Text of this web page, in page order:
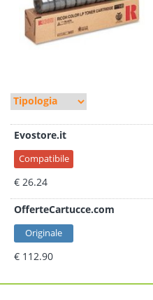
Evostore.it
Compatibile
€ 26.24
OfferteCartucce.com
Originale
€ 112.90